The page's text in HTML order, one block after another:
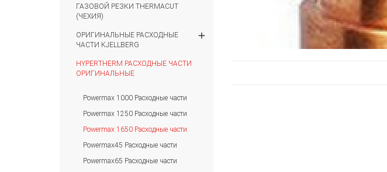
ГАЗОВОЙ РЕЗКИ THERMACUT
(ЧЕХИЯ)
ОРИГИНАЛЬНЫЕ РАСХОДНЫЕ
ЧАСТИ KJELLBERG
add
HYPERTHERM РАСХОДНЫЕ ЧАСТИ
ОРИГИНАЛЬНЫЕ
Powermax 1000 Расходные части
Powermax 1250 Расходные части
Powermax 1650 Расходные части
Powermax45 Расходные части
Powermax65 Расходные части